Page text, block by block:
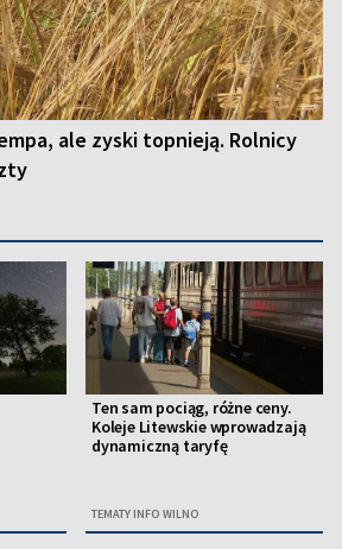
ale zyski topnieją. Rolnicy
Ten sam pociąg, różne ceny.
Koleje Litewskie wprowadzają
dynamiczną taryfę
TEMATY INFO WILNO